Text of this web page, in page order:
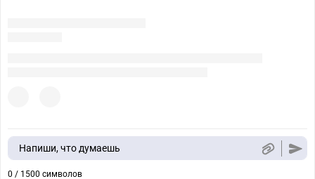
Напиши, что думаешь
0 / 1500 символов